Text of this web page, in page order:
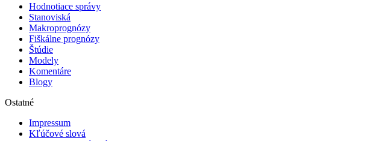
Hodnotiace správy
Stanoviská
Makroprognózy
Fiškálne prognózy
Štúdie
Modely
Komentáre
Blogy
Ostatné
Impressum
Kľúčové slová